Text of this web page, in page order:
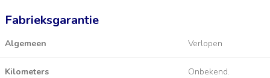
Fabrieksgarantie
Algemeen Verlopen
Kilometers Onbekend.